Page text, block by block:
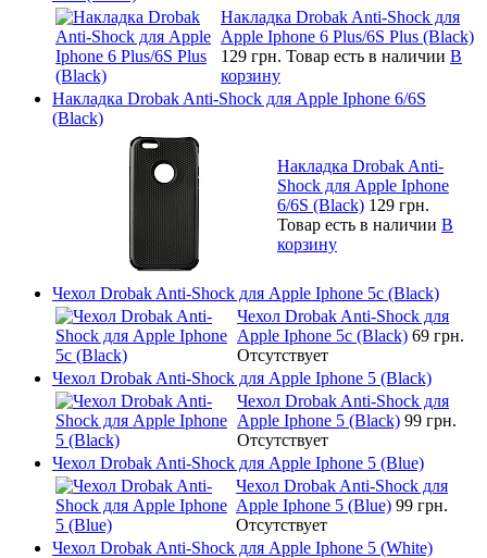
Накладка Drobak Anti-Shock для
Apple Iphone 6 Plus/6S Plus (Black)
129 грн. Товар есть в наличии В
корзину
Накладка Drobak Anti-Shock для Apple Iphone 6/6S
(Black)
Накладка Drobak Anti-
Shock для Apple Iphone
6/6S (Black) 129 грн.
Товар есть в наличии В
корзину
Чехол Drobak Anti-Shock для Apple Iphone 5c (Black)
Чехол Drobak Anti-Shock для
Apple Iphone 5c (Black) 69 грн.
Отсутствует
Чехол Drobak Anti-Shock для Apple Iphone 5 (Black)
Чехол Drobak Anti-Shock для
Apple Iphone 5 (Black) 99 грн.
Отсутствует
Чехол Drobak Anti-Shock для Apple Iphone 5 (Blue)
Чехол Drobak Anti-Shock для
Apple Iphone 5 (Blue) 99 грн.
Отсутствует
Чехол Drobak Anti-Shock для Apple Iphone 5 (White)